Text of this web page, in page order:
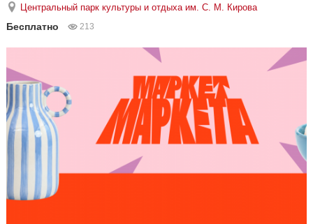
Центральный парк культуры и отдыха им. С. М. Кирова
Бесплатно 213